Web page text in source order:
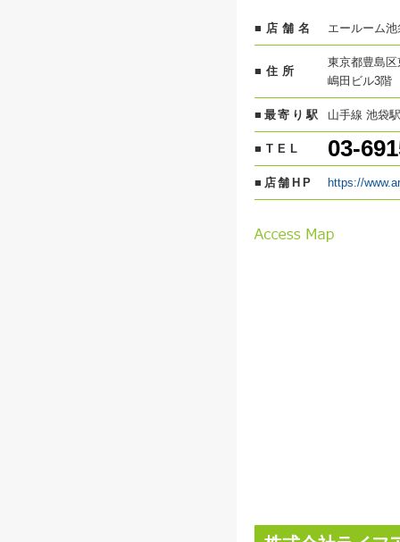
■店舗名 エールーム池
■住所
東京都豊島
嶋田ビル3階
■最寄り駅 山手線 池袋
■TEL 03-
■店舗HP https://